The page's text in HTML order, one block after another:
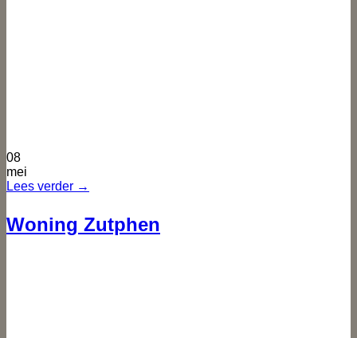
08
mei
Lees verder →
Woning Zutphen